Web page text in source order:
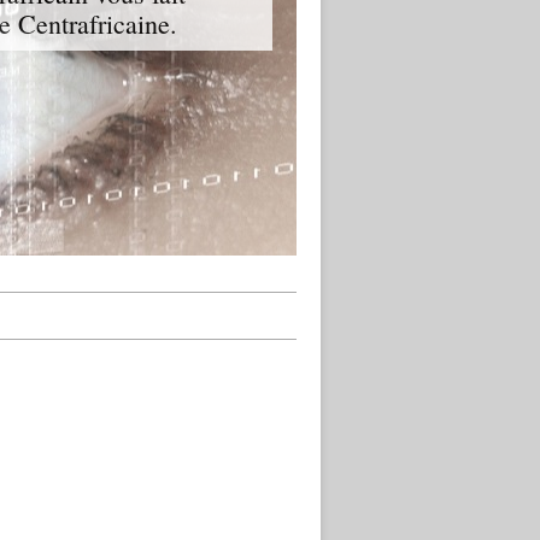
Centrafricaine.